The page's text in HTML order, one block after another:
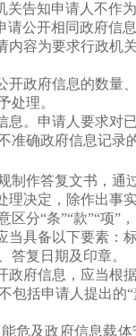
告知申请人不作
公开相同政府信
内容为要求行政机
开政府信息的数量
处理。
息。申请人要求对
确政府信息记录
制作答复文书，通
理决定，除作出事
分“条”“款”“项”
当具备以下要素
答复日期及印章。
政府信息，应当根
包括申请人提出
危及政府信息载